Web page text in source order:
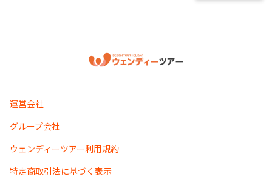
運営会社
グループ会社
ウェンディーツアー利用規約
特定商取引法に基づく表示